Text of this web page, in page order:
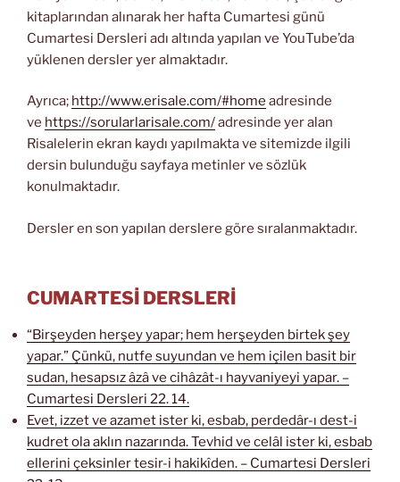
kitaplarından alınarak her hafta Cumartesi günü
Cumartesi Dersleri adı altında yapılan ve YouTube’da
yüklenen dersler yer almaktadır.
Ayrıca; http://www.erisale.com/#home adresinde
ve https://sorularlarisale.com/adresinde yer alan
Risalelerin ekran kaydı yapılmakta ve sitemizde ilgili
dersin bulunduğu sayfaya metinler ve sözlük
konulmaktadır.
Dersler en son yapılan derslere göre sıralanmaktadır.
CUMARTESİ DERSLERİ
“Birşeyden herşey yapar; hem herşeyden birtek şey
yapar.” Çünkü, nutfe suyundan ve hem içilen basit bir
sudan, hesapsız âzâ ve cihâzât-ı hayvaniyeyi yapar. –
Cumartesi Dersleri 22. 14.
Evet, izzet ve azamet ister ki, esbab, perdedâr-ı dest-i
kudret ola aklın nazarında. Tevhid ve celâl ister ki, esbab
ellerini çeksinler tesir-i hakikîden. – Cumartesi Dersleri